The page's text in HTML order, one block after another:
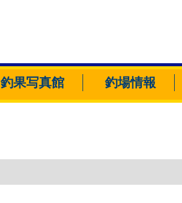
釣果写真館 釣場情報